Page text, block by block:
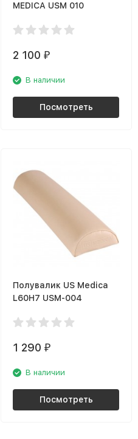
MEDICA USM 010
2 100 ₽
В наличии
Посмотреть
Полувалик US Medica
L60H7 USM-004
1 290 ₽
В наличии
Посмотреть